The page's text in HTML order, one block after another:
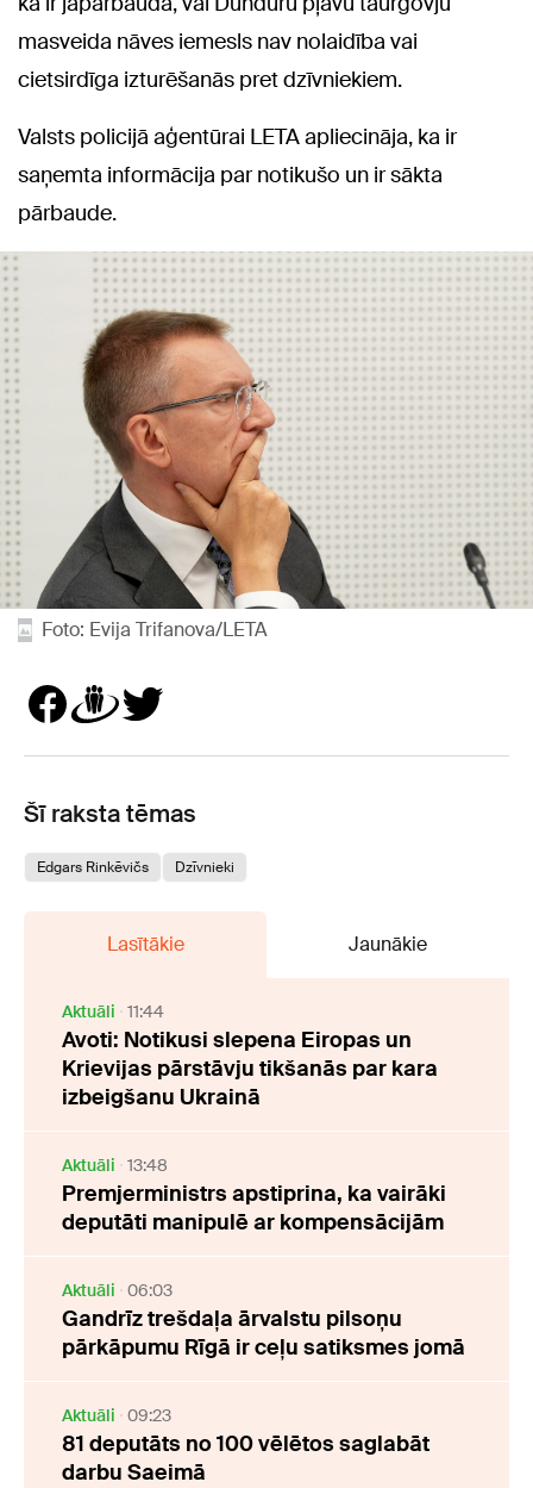
masveida nāves iemesls nav nolaidība vai
cietsirdīga izturēšanās pret dzīvniekiem.
Valsts policijā aģentūrai LETA apliecināja, ka ir
saņemta informācija par notikušo un ir sākta
pārbaude.
Foto: Evija Trifanova/LETA
Šī raksta tēmas
Edgars Rinkēvičs Dzīvnieki
Lasītākie Jaunākie
Aktuāli 11:44
Avoti: Notikusi slepena Eiropas un
Krievijas pārstāvju tikšanās par kara
izbeigšanu Ukrainā
Aktuāli 13:48
Premjerministrs apstiprina, ka vairāki
deputāti manipulē ar kompensācijām
Aktuāli 06:03
Gandrīz trešdaļa ārvalstu pilsoņu
pārkāpumu Rīgā ir ceļu satiksmes jomā
Aktuāli 09:23
81 deputāts no 100 vēlētos saglabāt
darbu Saeimā